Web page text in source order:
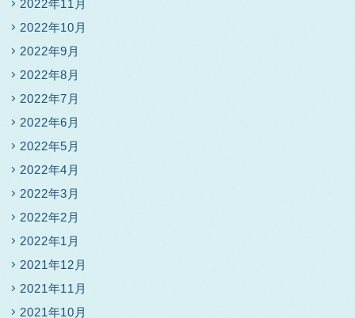
2022年11月
2022年10月
2022年9月
2022年8月
2022年7月
2022年6月
2022年5月
2022年4月
2022年3月
2022年2月
2022年1月
2021年12月
2021年11月
2021年10月